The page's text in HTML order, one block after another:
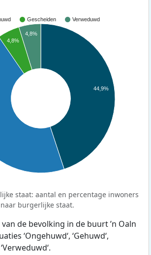
Gescheiden Verweduwd
44,9%
4,8%
4,8%
staat: aantal en percentage inwoners
burgerlijke staat.
de bevolking in de buurt ’n Oaln
‘Ongehuwd‘, ‘Gehuwd‘,